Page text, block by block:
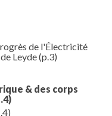
de l'Électricité
Leyde(p.3)
& des corps